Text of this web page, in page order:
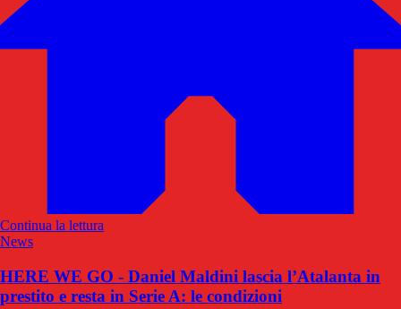
Continua la lettura
News
HERE WE GO - Daniel Maldini lascia l’Atalanta in
prestito e resta in Serie A: le condizioni